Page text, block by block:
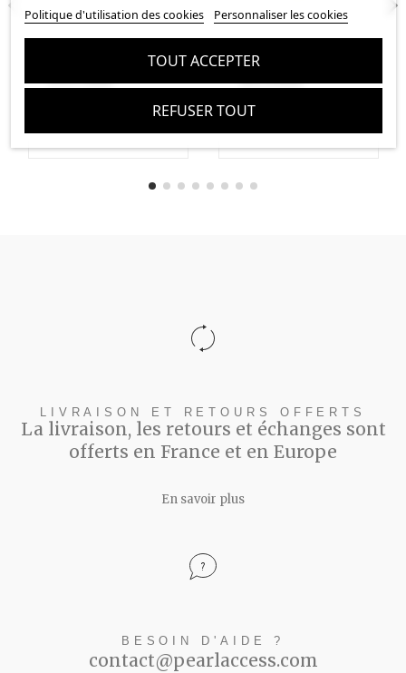
Pendentif tête de
22x15mm
Pendentif croix 1
trou passant
36x20mm
6,12 €
LIVRAISON ET RETOURS OFFERTS
La livraison, les retours et échanges sont
offerts en France et en Europe
En savoir plus
BESOIN D'AIDE ?
contact@pearlaccess.com
Politique d'utilisation des cookies
Personnaliser les cookies
REFUSER TOUT
TOUT ACCEPTER